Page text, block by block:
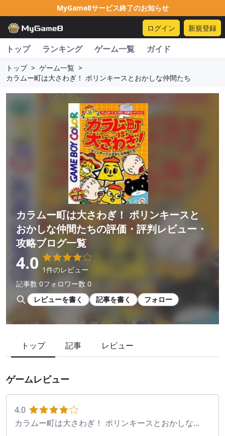
MyGame8サービス終了のお知らせ
ログイン 新規登録
トップ ランキング ゲーム一覧 ガイド
トップ > ゲーム一覧 >
カラムー町は大さわぎ！ ポリンキースとおかしな仲間たち
カラムー町は大さわぎ！ ポリンキースと
おかしな仲間たちの評価・評判レビュー・
攻略ブログ一覧
4.0 1件のレビュー
記事数 0フォロワー数 0
レビューを書く
記事を書く フォロー
トップ 記事 レビュー
ゲームレビュー
4.0
カラムー町は大さわぎ！ ポリンキースとおかしな仲